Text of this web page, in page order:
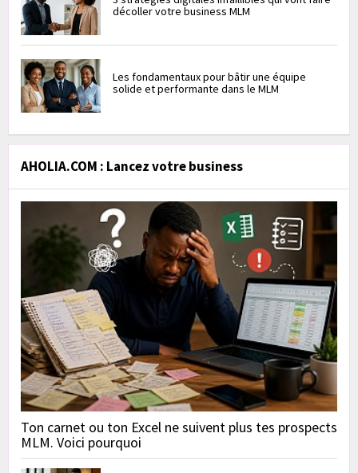
décoller votre business MLM
Les fondamentaux pour bâtir une équipe
solide et performante dans le MLM
AHOLIA.COM : Lancez votre business
Ton carnet ou ton Excel ne suivent plus tes prospects
MLM. Voici pourquoi